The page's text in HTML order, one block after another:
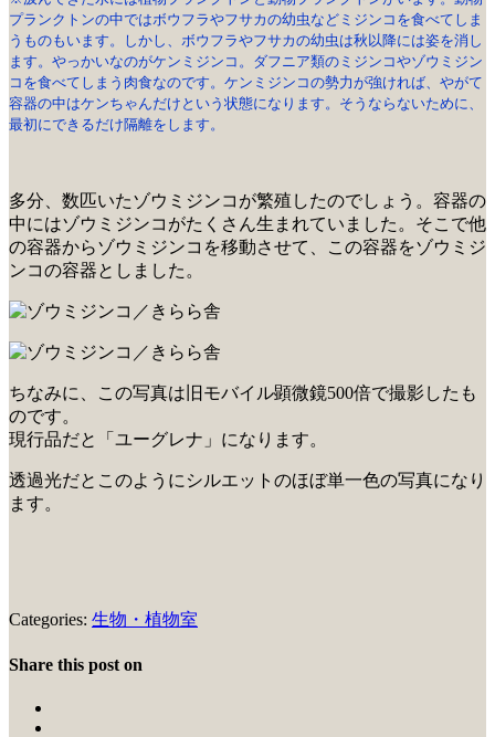
プランクトンの中ではボウフラやフサカの幼虫などミジンコを食べてしま
うものもいます。しかし、ボウフラやフサカの幼虫は秋以降には姿を消し
ます。やっかいなのがケンミジンコ。ダフニア類のミジンコやゾウミジン
コを食べてしまう肉食なのです。ケンミジンコの勢力が強ければ、やがて
容器の中はケンちゃんだけという状態になります。そうならないために、
最初にできるだけ隔離をします。
多分、数匹いたゾウミジンコが繁殖したのでしょう。容器の
中にはゾウミジンコがたくさん生まれていました。そこで他
の容器からゾウミジンコを移動させて、この容器をゾウミジ
ンコの容器としました。
ちなみに、この写真は旧モバイル顕微鏡500倍で撮影したも
のです。
現行品だと「ユーグレナ」になります。
透過光だとこのようにシルエットのほぼ単一色の写真になり
ます。
Categories: 生物・植物室
Share this post on